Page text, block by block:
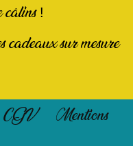
!
cadeaux sur mesure
CGV
Mentions